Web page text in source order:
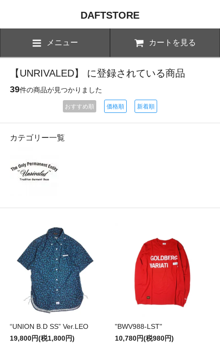
DAFTSTORE
メニュー カートを見る
【UNRIVALED】 に登録されている商品
39件の商品が見つかりました
おすすめ順 価格順 新着順
カテゴリー一覧
“UNION B.D SS” Ver.LEO
19,800円(税1,800円)
"BWV988-LST"
10,780円(税980円)